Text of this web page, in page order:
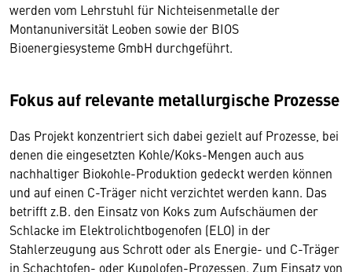
werden vom Lehrstuhl für Nichteisenmetalle der
Montanuniversität Leoben sowie der BIOS
Bioenergiesysteme GmbH durchgeführt.
Fokus auf relevante metallurgische Prozesse
Das Projekt konzentriert sich dabei gezielt auf Prozesse, bei
denen die eingesetzten Kohle/Koks-Mengen auch aus
nachhaltiger Biokohle-Produktion gedeckt werden können
und auf einen C-Träger nicht verzichtet werden kann. Das
betrifft z.B. den Einsatz von Koks zum Aufschäumen der
Schlacke im Elektrolichtbogenofen (ELO) in der
Stahlerzeugung aus Schrott oder als Energie- und C-Träger
in Schachtofen- oder Kupolofen-Prozessen. Zum Einsatz von